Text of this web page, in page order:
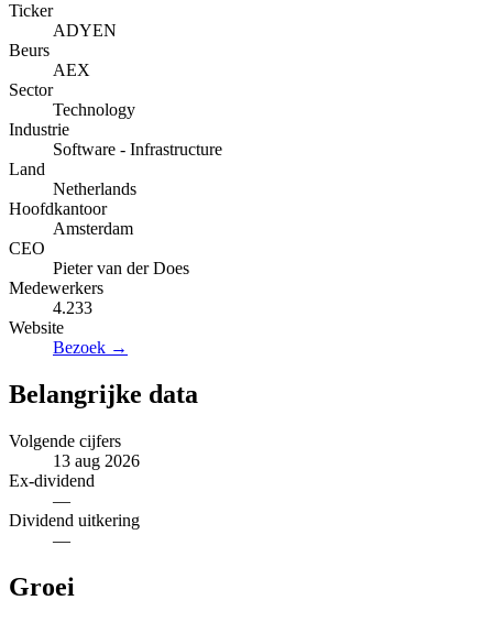
Ticker
ADYEN
Beurs
AEX
Sector
Technology
Industrie
Software - Infrastructure
Land
Netherlands
Hoofdkantoor
Amsterdam
CEO
Pieter van der Does
Medewerkers
4.233
Website
Bezoek →
Belangrijke data
Volgende cijfers
13 aug 2026
Ex-dividend
—
Dividend uitkering
—
Groei